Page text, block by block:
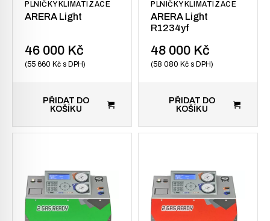
PLNIČKY KLIMATIZACE
ARERA Light
46 000 Kč
55 660 Kč s DPH
PŘIDAT DO
KOŠÍKU
PLNIČKY KLIMATIZACE
ARERA Light
R1234yf
48 000 Kč
58 080 Kč s DPH
PŘIDAT DO
KOŠÍKU